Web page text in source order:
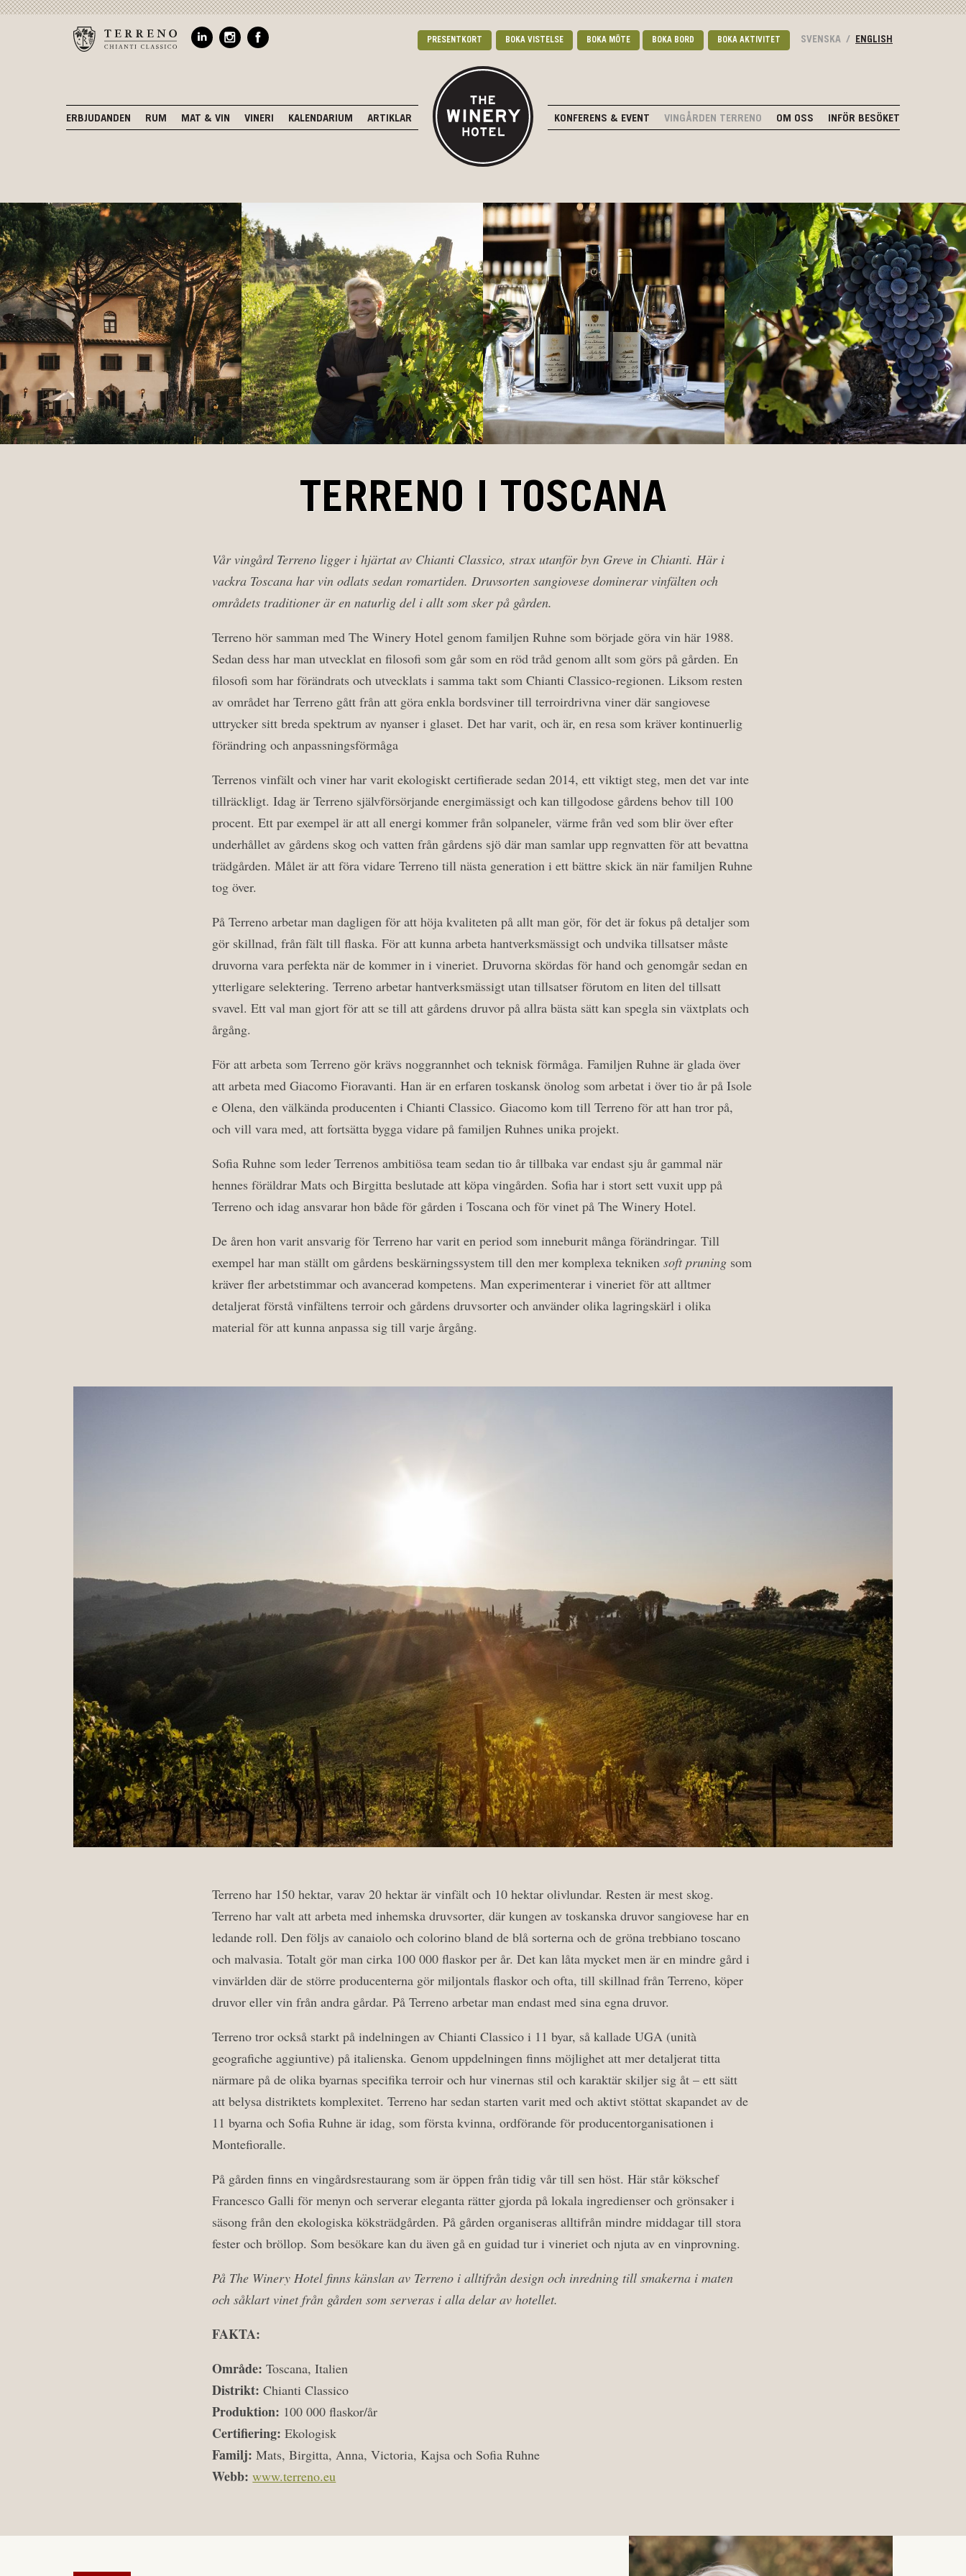
PRESENTKORT BOKA VISTELSE BOKA MÖTE BOKA BORD BOKA AKTIVITET SVENSKA / ENGLISH
ERBJUDANDEN RUM MAT & VIN VINERI KALENDARIUM ARTIKLAR KONFERENS & EVENT VINGÅRDEN TERRENO OM OSS INFÖR BESÖKET
TERRENO I TOSCANA
Vår vingård Terreno ligger i hjärtat av Chianti Classico, strax utanför byn Greve in Chianti. Här i
vackra Toscana har vin odlats sedan romartiden. Druvsorten sangiovese dominerar vinfälten och
områdets traditioner är en naturlig del i allt som sker på gården.
Terreno hör samman med The Winery Hotel genom familjen Ruhne som började göra vin här 1988.
Sedan dess har man utvecklat en filosofi som går som en röd tråd genom allt som görs på gården. En
filosofi som har förändrats och utvecklats i samma takt som Chianti Classico-regionen. Liksom resten
av området har Terreno gått från att göra enkla bordsviner till terroirdrivna viner där sangiovese
uttrycker sitt breda spektrum av nyanser i glaset. Det har varit, och är, en resa som kräver kontinuerlig
förändring och anpassningsförmåga
Terrenos vinfält och viner har varit ekologiskt certifierade sedan 2014, ett viktigt steg, men det var inte
tillräckligt. Idag är Terreno självförsörjande energimässigt och kan tillgodose gårdens behov till 100
procent. Ett par exempel är att all energi kommer från solpaneler, värme från ved som blir över efter
underhållet av gårdens skog och vatten från gårdens sjö där man samlar upp regnvatten för att bevattna
trädgården. Målet är att föra vidare Terreno till nästa generation i ett bättre skick än när familjen Ruhne
tog över.
På Terreno arbetar man dagligen för att höja kvaliteten på allt man gör, för det är fokus på detaljer som
gör skillnad, från fält till flaska. För att kunna arbeta hantverksmässigt och undvika tillsatser måste
druvorna vara perfekta när de kommer in i vineriet. Druvorna skördas för hand och genomgår sedan en
ytterligare selektering. Terreno arbetar hantverksmässigt utan tillsatser förutom en liten del tillsatt
svavel. Ett val man gjort för att se till att gårdens druvor på allra bästa sätt kan spegla sin växtplats och
årgång.
För att arbeta som Terreno gör krävs noggrannhet och teknisk förmåga. Familjen Ruhne är glada över
att arbeta med Giacomo Fioravanti. Han är en erfaren toskansk önolog som arbetat i över tio år på Isole
e Olena, den välkända producenten i Chianti Classico. Giacomo kom till Terreno för att han tror på,
och vill vara med, att fortsätta bygga vidare på familjen Ruhnes unika projekt.
Sofia Ruhne som leder Terrenos ambitiösa team sedan tio år tillbaka var endast sju år gammal när
hennes föräldrar Mats och Birgitta beslutade att köpa vingården. Sofia har i stort sett vuxit upp på
Terreno och idag ansvarar hon både för gården i Toscana och för vinet på The Winery Hotel.
De åren hon varit ansvarig för Terreno har varit en period som inneburit många förändringar. Till
exempel har man ställt om gårdens beskärningssystem till den mer komplexa teknikensoft pruning som
kräver fler arbetstimmar och avancerad kompetens. Man experimenterar i vineriet för att alltmer
detaljerat förstå vinfältens terroir och gårdens druvsorter och använder olika lagringskärl i olika
material för att kunna anpassa sig till varje årgång.
Terreno har 150 hektar, varav 20 hektar är vinfält och 10 hektar olivlundar. Resten är mest skog.
Terreno har valt att arbeta med inhemska druvsorter, där kungen av toskanska druvor sangiovese har en
ledande roll. Den följs av canaiolo och colorino bland de blå sorterna och de gröna trebbiano toscano
och malvasia. Totalt gör man cirka 100 000 flaskor per år. Det kan låta mycket men är en mindre gård i
vinvärlden där de större producenterna gör miljontals flaskor och ofta, till skillnad från Terreno, köper
druvor eller vin från andra gårdar. På Terreno arbetar man endast med sina egna druvor.
Terreno tror också starkt på indelningen av Chianti Classico i 11 byar, så kallade UGA (unità
geografiche aggiuntive) på italienska. Genom uppdelningen finns möjlighet att mer detaljerat titta
närmare på de olika byarnas specifika terroir och hur vinernas stil och karaktär skiljer sig åt – ett sätt
att belysa distriktets komplexitet. Terreno har sedan starten varit med och aktivt stöttat skapandet av de
11 byarna och Sofia Ruhne är idag, som första kvinna, ordförande för producentorganisationen i
Montefioralle.
På gården finns en vingårdsrestaurang som är öppen från tidig vår till sen höst. Här står kökschef
Francesco Galli för menyn och serverar eleganta rätter gjorda på lokala ingredienser och grönsaker i
säsong från den ekologiska köksträdgården. På gården organiseras alltifrån mindre middagar till stora
fester och bröllop. Som besökare kan du även gå en guidad tur i vineriet och njuta av en vinprovning.
På The Winery Hotel finns känslan av Terreno i alltifrån design och inredning till smakerna i maten
och såklart vinet från gården som serveras i alla delar av hotellet.
FAKTA:
Område: Toscana, Italien
Distrikt:Chianti Classico
Produktion: 100 000 flaskor/år
Certifiering:Ekologisk
Familj:Mats, Birgitta, Anna, Victoria, Kajsa och Sofia Ruhne
Webb: www.terreno.eu